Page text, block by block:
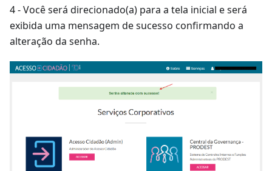
4 - Você será direcionado(a) para a tela inicial e será
exibida uma mensagem de sucesso confirmando a
alteração da senha.